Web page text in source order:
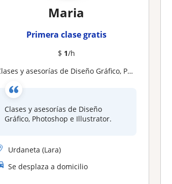
Maria
Primera clase gratis
$ 1/h
Clases y asesorías de Diseño Gráfico, Photoshop e Illustrator
Clases y asesorías de Diseño
Gráfico, Photoshop e Illustrator.
Urdaneta (Lara)
Se desplaza a domicilio